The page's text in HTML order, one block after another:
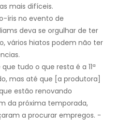
mais difíceis.
íris no evento de
deva se orgulhar de ter
vários hiatos podem não ter
tudo o que resta é a 11ª
mas até que [a produtora]
estão renovando
da próxima temporada,
a procurar empregos. -